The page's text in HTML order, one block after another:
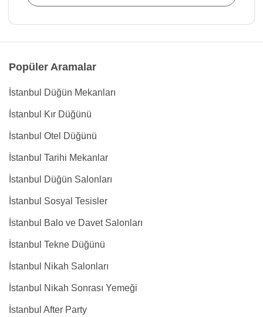
Popüler Aramalar
İstanbul Düğün Mekanları
İstanbul Kır Düğünü
İstanbul Otel Düğünü
İstanbul Tarihi Mekanlar
İstanbul Düğün Salonları
İstanbul Sosyal Tesisler
İstanbul Balo ve Davet Salonları
İstanbul Tekne Düğünü
İstanbul Nikah Salonları
İstanbul Nikah Sonrası Yemeği
İstanbul After Party